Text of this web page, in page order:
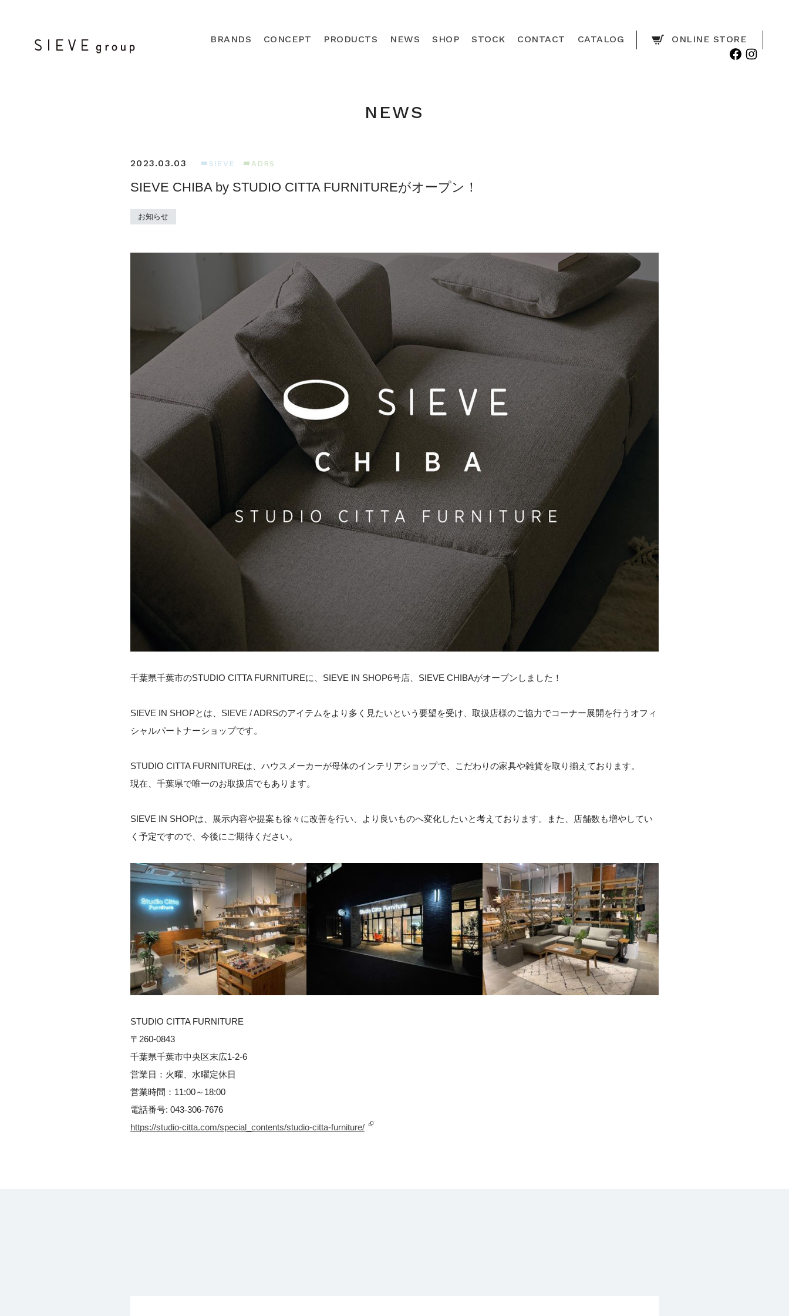
BRANDS CONCEPT PRODUCTS NEWS SHOP STOCK CONTACT CATALOG ONLINE STORE
NEWS
2023.03.03 SIEVE ADRS
SIEVE CHIBA by STUDIO CITTA FURNITUREがオープン！
お知らせ
千葉県千葉市のSTUDIO CITTA FURNITUREに、SIEVE IN SHOP6号店、SIEVE CHIBAがオープンしました！
SIEVE IN SHOPとは、SIEVE / ADRSのアイテムをより多く見たいという要望を受け、取扱店様のご協力でコーナー展開を行うオフィ
シャルパートナーショップです。
STUDIO CITTA FURNITUREは、ハウスメーカーが母体のインテリアショップで、こだわりの家具や雑貨を取り揃えております。
現在、千葉県で唯一のお取扱店でもあります。
SIEVE IN SHOPは、展示内容や提案も徐々に改善を行い、より良いものへ変化したいと考えております。また、店舗数も増やしてい
く予定ですので、今後にご期待ください。
STUDIO CITTA FURNITURE
〒260-0843
千葉県千葉市中央区末広1-2-6
営業日：火曜、水曜定休日
営業時間：11:00～18:00
電話番号: 043-306-7676
https://studio-citta.com/special_contents/studio-citta-furniture/